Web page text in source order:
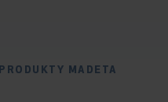
PRODUKTY MADETA